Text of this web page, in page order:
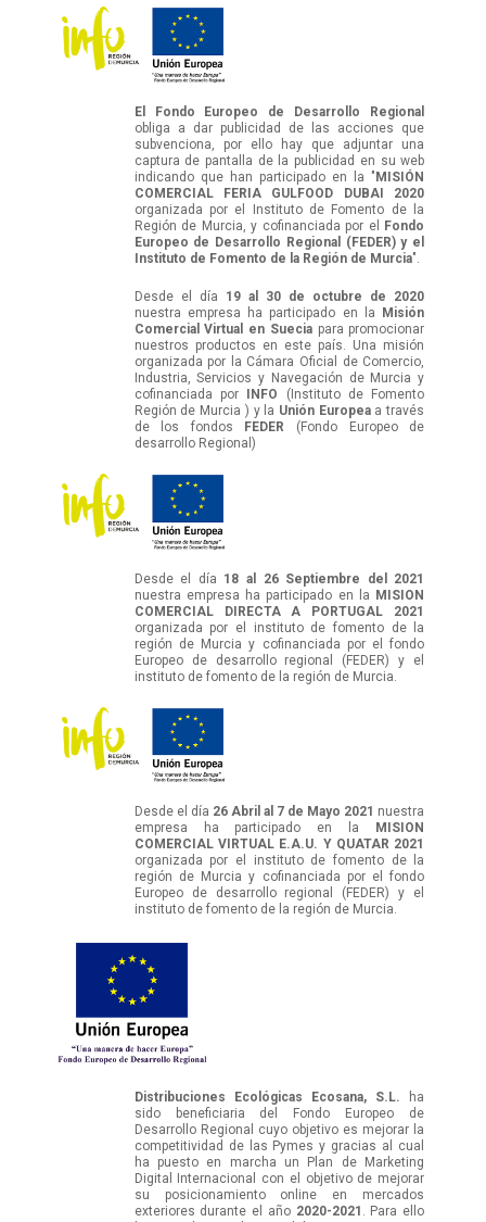
El Fondo Europeo de Desarrollo Regional
obliga a dar publicidad de las acciones que
subvenciona, por ello hay que adjuntar una
captura de pantalla de la publicidad en su web
indicando que han participado en la "MISIÓN
COMERCIAL FERIA GULFOOD DUBAI 2020
organizada por el Instituto de Fomento de la
Región de Murcia, y cofinanciada por el Fondo
Europeo de Desarrollo Regional (FEDER) y el
Instituto de Fomento de la Región de Murcia".
Desde el día 19 al 30 de octubre de 2020
nuestra empresa ha participado en la Misión
Comercial Virtual en Sueciapara promocionar
nuestros productos en este país. Una misión
organizada por la Cámara Oficial de Comercio,
Industria, Servicios y Navegación de Murcia y
cofinanciada por INFO (Instituto de Fomento
Región de Murcia ) y la Unión Europeaa través
de los fondos FEDER
(Fondo Europeo de
desarrollo Regional)
Desde el día 18 al 26 Septiembre del 2021
nuestra empresa ha participado en la MISION
COMERCIAL DIRECTA A PORTUGAL 2021
organizada por el instituto de fomento de la
región de Murcia y cofinanciada por el fondo
Europeo de desarrollo regional (FEDER) y el
instituto de fomento de la región de Murcia.
Desde el día 26 Abril al 7 de Mayo 2021 nuestra
empresa ha participado en la
MISION
COMERCIAL VIRTUAL E.A.U. Y QUATAR 2021
organizada por el instituto de fomento de la
región de Murcia y cofinanciada por el fondo
Europeo de desarrollo regional (FEDER) y el
instituto de fomento de la región de Murcia.
Distribuciones Ecológicas Ecosana, S.L. ha
sido beneficiaria del Fondo Europeo de
Desarrollo Regional cuyo objetivo es mejorar la
competitividad de las Pymes y gracias al cual
ha puesto en marcha un Plan de Marketing
Digital Internacional con el objetivo de mejorar
su posicionamiento online en mercados
exteriores durante el año 2020-2021 . Para ello